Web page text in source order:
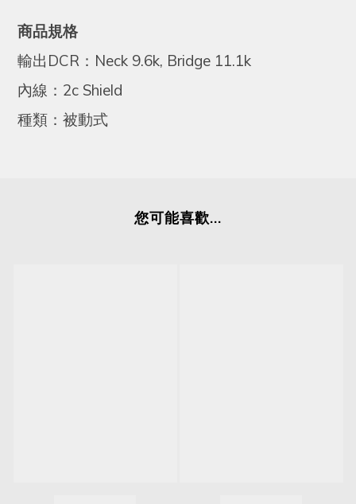
商品規格
輸出DCR：Neck 9.6k, Bridge 11.1k
內線：2c Shield
種類：被動式
您可能喜歡...